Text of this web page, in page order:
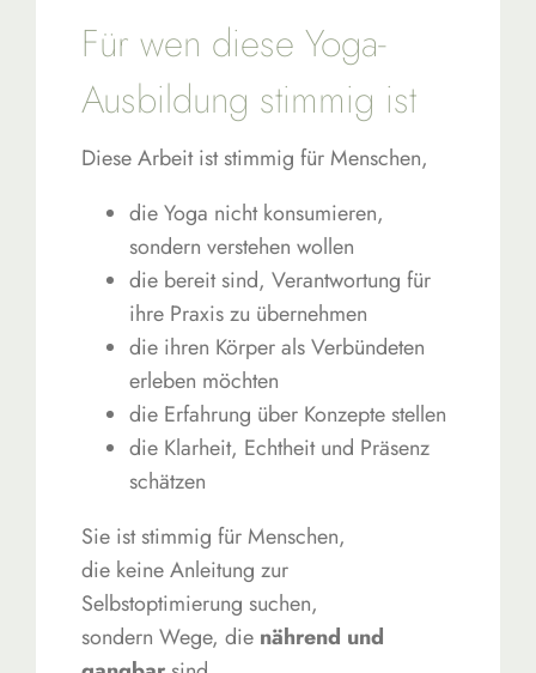
Für wen diese Yoga-
Ausbildung stimmig ist
Diese Arbeit ist stimmig für Menschen,
die Yoga nicht konsumieren,
sondern verstehen wollen
die bereit sind, Verantwortung für
ihre Praxis zu übernehmen
die ihren Körper als Verbündeten
erleben möchten
die Erfahrung über Konzepte stellen
die Klarheit, Echtheit und Präsenz
schätzen
Sie ist stimmig für Menschen,
die keine Anleitung zur
Selbstoptimierung suchen,
sondern Wege, die nährend und